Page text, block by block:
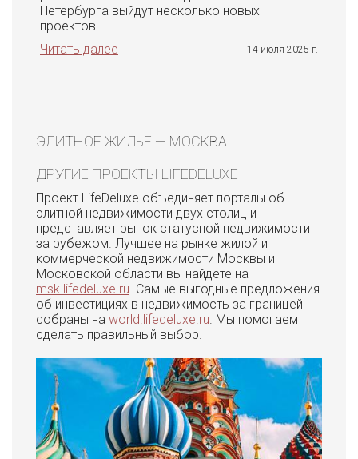
Петербурга выйдут несколько новых
проектов.
Читать далее
14 июля 2025 г.
ЭЛИТНОЕ ЖИЛЬЕ — МОСКВА
ДРУГИЕ ПРОЕКТЫ LIFEDELUXE
Проект LifeDeluxe объединяет порталы об
элитной недвижимости двух столиц и
представляет рынок статусной недвижимости
за рубежом. Лучшее на рынке жилой и
коммерческой недвижимости Москвы и
Московской области вы найдете на
msk.lifedeluxe.ru . Самые выгодные предложения
об инвестициях в недвижимость за границей
собраны на world.lifedeluxe.ru . Мы помогаем
сделать правильный выбор.